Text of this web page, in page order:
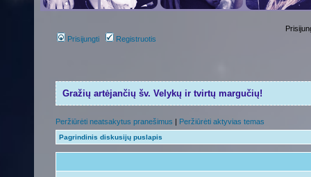
Prisijungti Registruotis
Gražių artėjančių šv. Velykų ir tvirtų margučių!
Peržiūrėti neatsakytus pranešimus | Peržiūrėti aktyvias temas
Pagrindinis diskusijų puslapis